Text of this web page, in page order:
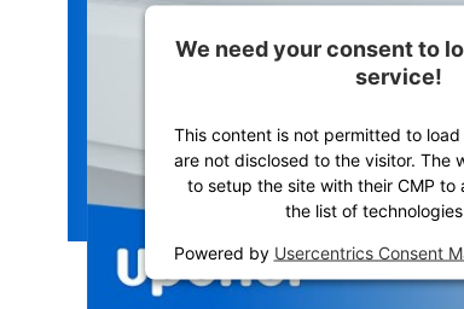
We need your consent to
service!
This content is not permitted to
are not disclosed to the visitor. The
to setup the site with their CMP to
the list of technologies
Powered by Usercentrics Consent